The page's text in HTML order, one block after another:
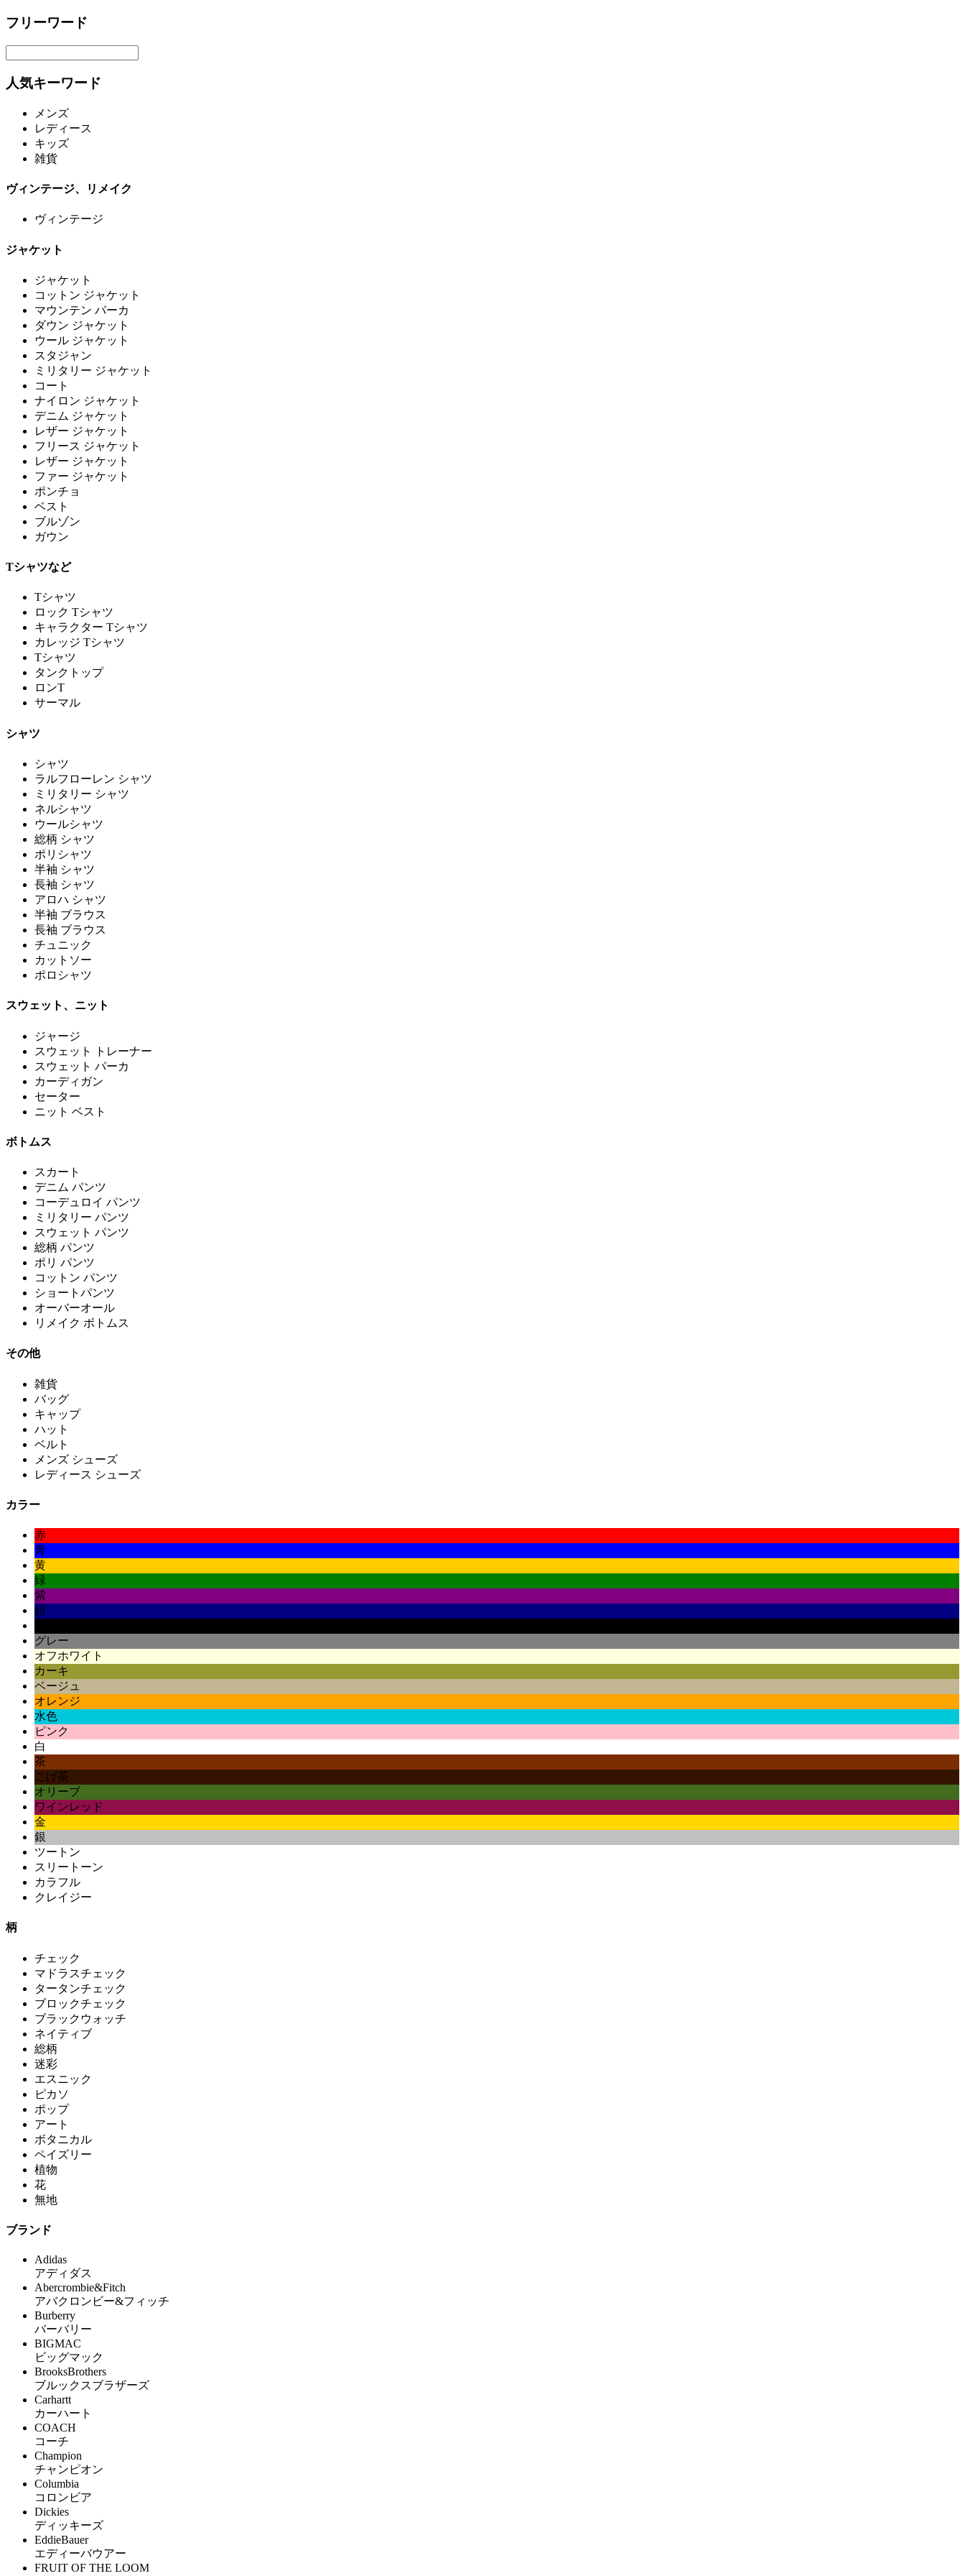
フリーワード
人気キーワード
メンズ
レディース
キッズ
雑貨
ヴィンテージ、リメイク
ヴィンテージ
ジャケット
ジャケット
コットン ジャケット
マウンテン パーカ
ダウン ジャケット
ウール ジャケット
スタジャン
ミリタリー ジャケット
コート
ナイロン ジャケット
デニム ジャケット
レザー ジャケット
フリース ジャケット
レザー ジャケット
ファー ジャケット
ポンチョ
ベスト
ブルゾン
ガウン
Tシャツなど
Tシャツ
ロック Tシャツ
キャラクター Tシャツ
カレッジ Tシャツ
Tシャツ
タンクトップ
ロンT
サーマル
シャツ
シャツ
ラルフローレン シャツ
ミリタリー シャツ
ネルシャツ
ウールシャツ
総柄 シャツ
ポリシャツ
半袖 シャツ
長袖 シャツ
アロハ シャツ
半袖 ブラウス
長袖 ブラウス
チュニック
カットソー
ポロシャツ
スウェット、ニット
ジャージ
スウェット トレーナー
スウェット パーカ
カーディガン
セーター
ニット ベスト
ボトムス
スカート
デニム パンツ
コーデュロイ パンツ
ミリタリー パンツ
スウェット パンツ
総柄 パンツ
ポリ パンツ
コットン パンツ
ショートパンツ
オーバーオール
リメイク ボトムス
その他
雑貨
バッグ
キャップ
ハット
ベルト
メンズ シューズ
レディース シューズ
カラー
赤
青
黄
緑
紫
紺
グレー
オフホワイト
カーキ
ベージュ
オレンジ
水色
ピンク
白
茶
こげ茶
オリーブ
ワインレッド
金
銀
ツートン
スリートーン
カラフル
クレイジー
柄
チェック
マドラスチェック
タータンチェック
ブロックチェック
ブラックウォッチ
ネイティブ
総柄
迷彩
エスニック
ピカソ
ポップ
アート
ボタニカル
ペイズリー
植物
花
無地
ブランド
Adidas
アディダス
Abercrombie&Fitch
アバクロンビー&フィッチ
Burberry
バーバリー
BIGMAC
ビッグマック
BrooksBrothers
ブルックスブラザーズ
Carhartt
カーハート
COACH
コーチ
Champion
チャンピオン
Columbia
コロンビア
Dickies
ディッキーズ
EddieBauer
エディーバウアー
FRUIT OF THE LOOM